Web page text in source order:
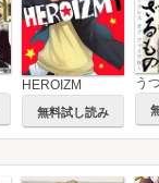
HEROIZM
無料試し読み